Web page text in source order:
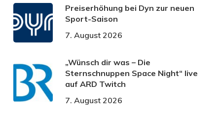
Preiserhöhung bei Dyn zur neuen
Sport-Saison
7. August 2026
„Wünsch dir was – Die
Sternschnuppen Space Night“ live
auf ARD Twitch
7. August 2026